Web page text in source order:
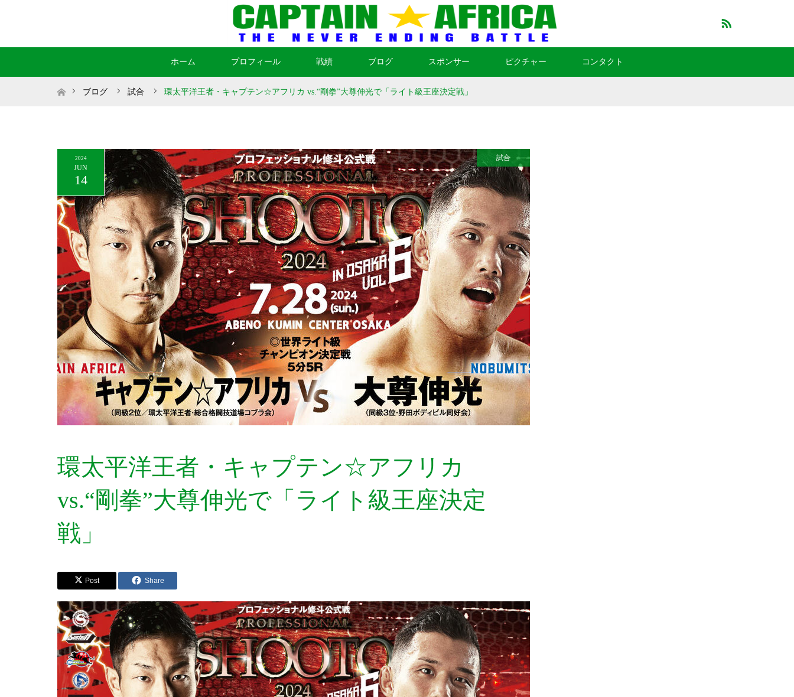
ホーム プロフィール 戦績 ブログ スポンサー ピクチャー コンタクト
ホームブログ 試合 環太平洋王者・キャプテン☆アフリカ vs.“剛拳”大尊伸光で「ライト級王座決定戦」
2024
JUN
14
試合
環太平洋王者・キャプテン☆アフリカ
vs.“剛拳”大尊伸光で「ライト級王座決定
戦」
Post Share